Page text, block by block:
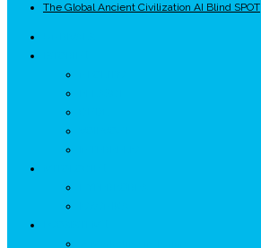
The Global Ancient Civilization AI Blind SPOT